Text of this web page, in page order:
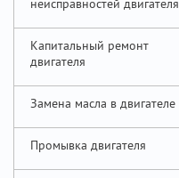
неисправностей двигателя
Капитальный ремонт
двигателя
Замена масла в двигателе
Промывка двигателя